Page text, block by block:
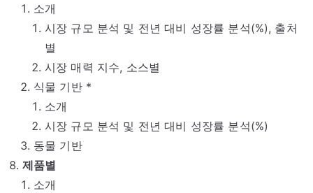
소개
시장 규모 분석 및 전년 대비 성장률 분석(%), 출처
별
시장 매력 지수, 소스별
식물 기반 *
소개
시장 규모 분석 및 전년 대비 성장률 분석(%)
동물 기반
제품별
소개